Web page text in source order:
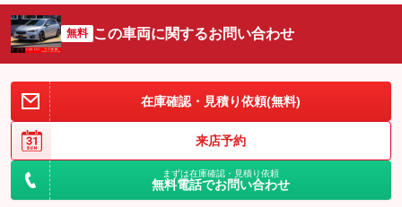
：装備あり ：装備なし
リフトアップ
：装備なし パワーステアリング
：装備あり
ダウンヒルアシストコントロール
パワーウィンドウ
：装備あり 盗難防止システム
：装備あり
：装備あり ：装備なし
USB入力端子
：装備あり Bluetooth接続
：装備あり
100V電源
：装備なし クリーンディーゼル
：装備なし
可／ミュージックサーバー
：装備あり
ビジュアル：-／DVD再生
：装備あり
：装備あり
革シート
：装備なし ハーフレザーシート
：装備なし
キーレス LEDヘッドランプ
：装備あり
HID(キセノンライト)
：装備なし ポータブルナビ
：装備なし
バックカメラ ETC
無料 この車両に関するお問い合わせ
在庫確認・見積り依頼(無料)
来店予約
まずは在庫確認・見積り依頼
無料電話でお問い合わせ